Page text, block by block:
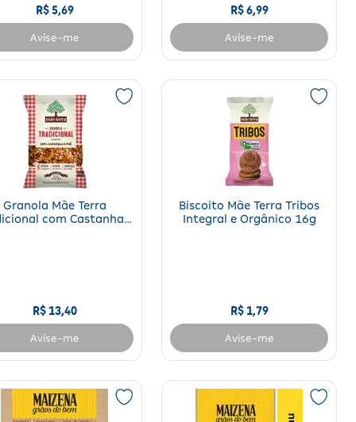
R$ 5,69
Avise-me
R$ 6,99
Avise-me
Granola Mãe Terra
com Castanha e
R$ 13,40
Avise-me
Biscoito Mãe Terra Tribos
Integral e Orgânico 16g
R$ 1,79
Avise-me